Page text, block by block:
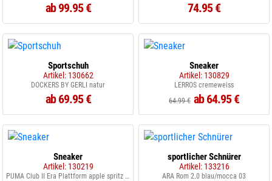
ab 99.95 € 74.95 €
Sportschuh
Artikel: 130662
DOCKERS BY GERLI natur
ab 69.95 €
Sneaker
Artikel: 130829
LERROS cremeweiss
64.99 € ab 64.95 €
Sneaker
Artikel: 130219
PUMA Club II Era Plattform apple spritz intense lave
sportlicher Schnürer
Artikel: 133216
ARA Rom 2.0 blau/mocca 03